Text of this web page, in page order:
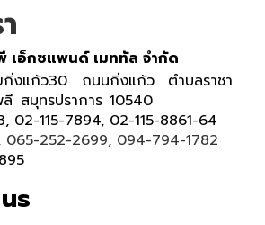
เอ็กซแพนด์ เมททัล จำกัด
งแก้ว30 ถนนกิ่งแก้ว ตำบลราชา
างพลี สมุทรปราการ 10540
02-115-7894, 02-115-8861-64
252-2699, 094-794-1782